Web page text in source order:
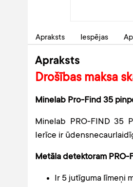
Apraksts Iespējas
Apraksts
Drošības maksa
Minelab Pro-Find 35
Minelab PRO-FIND 35
Ierīce ir
Metāla detektoram PRO-
Ir 5 jutīguma līmeņi